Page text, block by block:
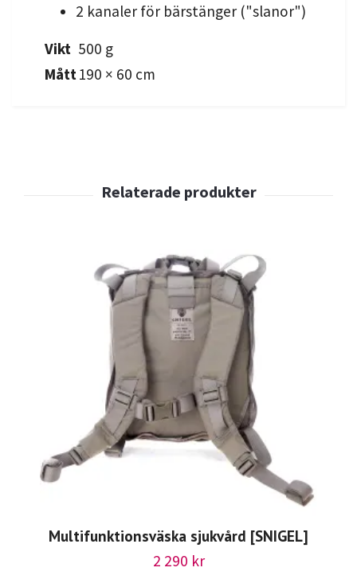
2 kanaler för bärstänger ("slanor")
Vikt 500 g
Mått 190 × 60 cm
Multifunktionsväska sjukvård [SNIGEL]
2 290 kr